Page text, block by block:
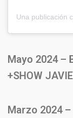
Mayo 2024 –
+SHOW
Marzo 2024